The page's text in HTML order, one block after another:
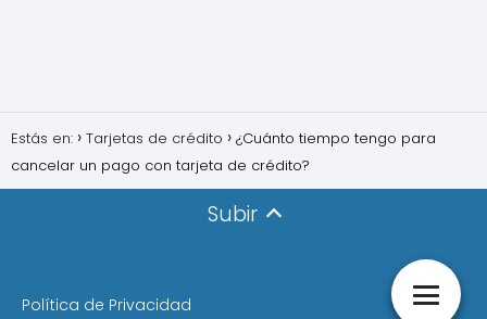
Estás en: Tarjetas de crédito
¿Cuánto tiempo tengo para
cancelar un pago con tarjeta de crédito?
Subir
Política de Privacidad